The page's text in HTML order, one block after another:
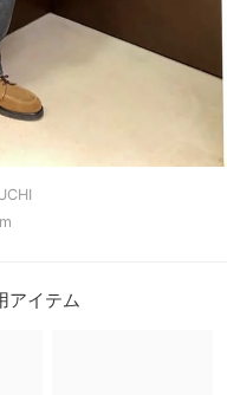
アイテム